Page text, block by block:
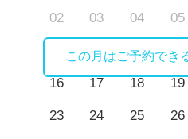
02 03 04 05
10 11 12
16 17 18 19
23 24 25 26
この月はご予約でき